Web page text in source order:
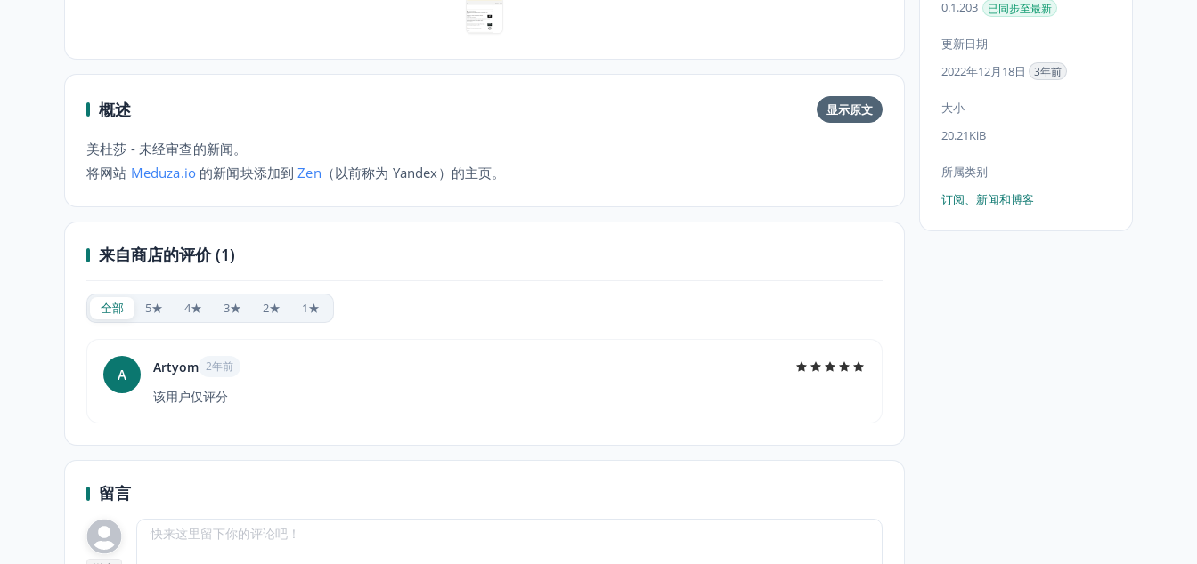
概述 显示原文
美杜莎 - 未经审查的新闻。
将网站 Meduza.io的新闻块添加到Zen （以前称为 Yandex）的主页。
来自商店的评价 (1)
全部 5★ 4★ 3★ 2★ 1★
A Artyom 2年前
该用户仅评分
留言
0.1.203
已同步至最新
更新日期
2022年12月18日
3年前
大小
20.21KiB
所属类别
订阅、新闻和博客